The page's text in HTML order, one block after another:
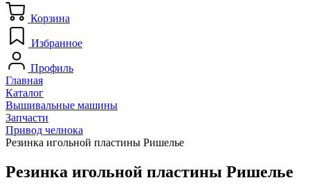
Корзина
Избранное
Профиль
Главная
Каталог
Вышивальные машины
Запчасти
Привод челнока
Резинка игольной пластины Ришелье
Резинка игольной пластины Ришелье